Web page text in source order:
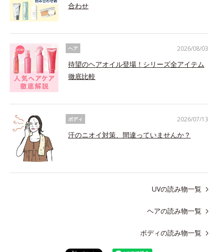
合わせ
ヘア
待望のヘアオイル登場！シリーズ全アイテム
徹底比較
2026/08/03
ボディ
汗のニオイ対策、間違っていませんか？
2026/07/13
UVの読み物一覧
ヘアの読み物一覧
ボディの読み物一覧